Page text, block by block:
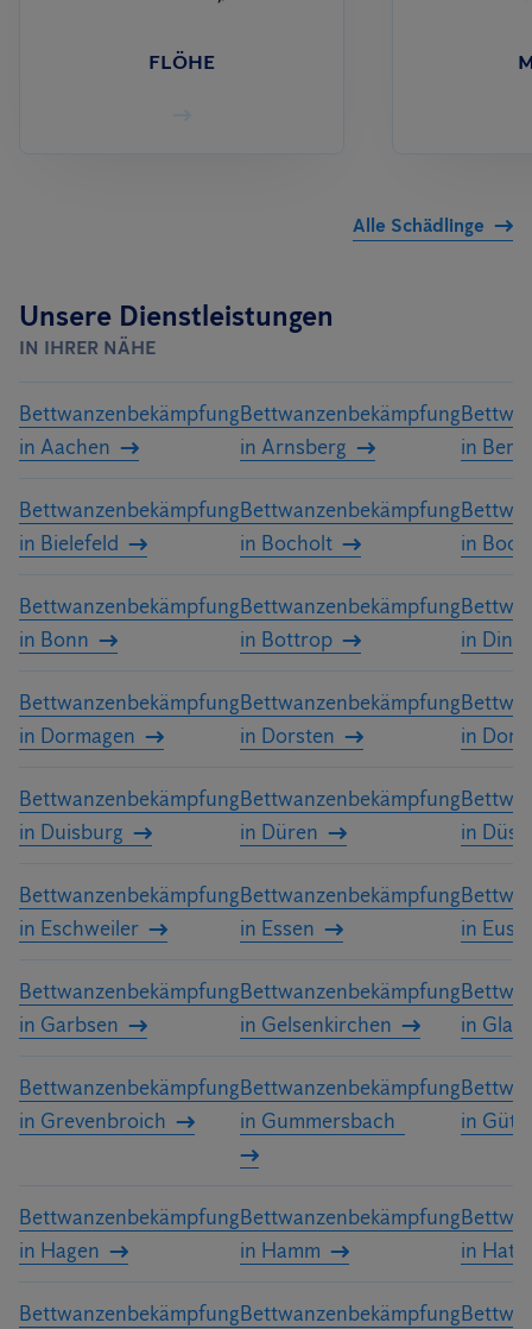
FLÖHE
Alle Schädlinge
Unsere Dienstleistungen
IN IHRER NÄHE
Bettwanzenbekämpfung
in Aachen
Bettwanzenbekämpfung
in Arnsberg
in
Bettwanzenbekämpfung
in Bielefeld
Bettwanzenbekämpfung
in Bocholt
in
Bettwanzenbekämpfung
in Bonn
Bettwanzenbekämpfung
in Bottrop
in
Bettwanzenbekämpfung
in Dormagen
Bettwanzenbekämpfung
in Dorsten
in
Bettwanzenbekämpfung
in Duisburg
Bettwanzenbekämpfung
in Düren
in
Bettwanzenbekämpfung
in Eschweiler
Bettwanzenbekämpfung
in Essen
in
Bettwanzenbekämpfung
in Garbsen
Bettwanzenbekämpfung
in Gelsenkirchen
in
Bettwanzenbekämpfung
in Grevenbroich
Bettwanzenbekämpfung
in Gummersbach
in
Bettwanzenbekämpfung
in Hagen
Bettwanzenbekämpfung
in Hamm
in
BettwanzenbekämpfungBettwanzenbekämpfung